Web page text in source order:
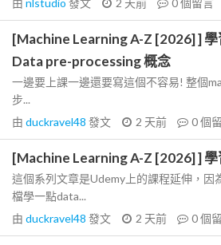
由 nlstudio 發文 2 天前 0個留言
[Machine Learning A-Z [2026] ] 學
Data pre-processing 概念
一邊要上課一邊還要寫這個不容易! 整個
步...
由 duckravel48 發文 2 天前 0個
[Machine Learning A-Z [2026] ]
這個系列文章是Udemy上的課程延伸，因
檔學一點data...
由 duckravel48 發文 2 天前 0個